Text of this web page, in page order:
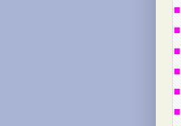
■
■
■
■
■
■